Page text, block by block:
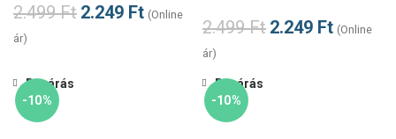
2.499Ft 2.249 Ft (Online
ár)
2.499Ft 2.249 Ft (Online
ár)
-10%
Bezárás
-10%
Bezárás